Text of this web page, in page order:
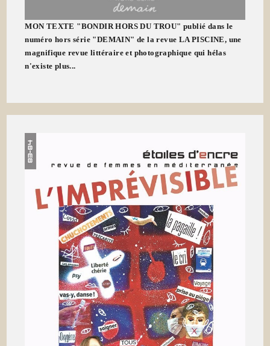
MON TEXTE "BONDIR HORS DU TROU" publié dans le
numéro hors série "DEMAIN" de la revue LA PISCINE, une
magnifique revue littéraire et photographique qui hélas
n'existe plus...